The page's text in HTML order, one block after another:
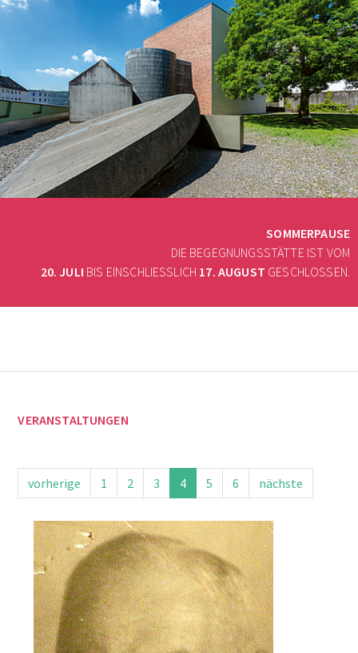
SOMMERPAUSE
DIE BEGEGNUNGSSTÄTTE IST VOM
20. JULI BIS EINSCHLIESSLICH 17. AUGUST GESCHLOSSEN.
VERANSTALTUNGEN
vorherige 1 2 3 4 5 6 nächste